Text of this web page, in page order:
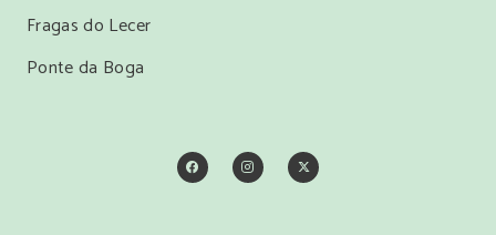
Fragas do Lecer
Ponte da Boga